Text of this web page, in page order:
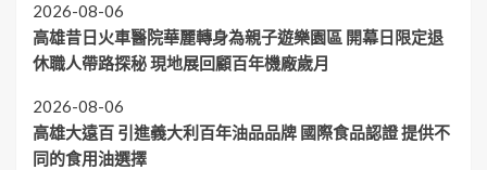
日
餐
廳
夏
季
餐
飲
五
飯
店
武
2026-08-06
高雄昔日火車醫院華麗轉身為親子遊樂園區 開幕日限定退
休職人帶路探秘 現地展回顧百年機廠歲月
2026-08-06
高雄大遠百 引進義大利百年油品品牌 國際食品認證 提供不
同的食用油選擇